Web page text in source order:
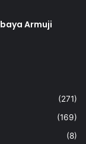
Armuji
(271)
(169)
(8)